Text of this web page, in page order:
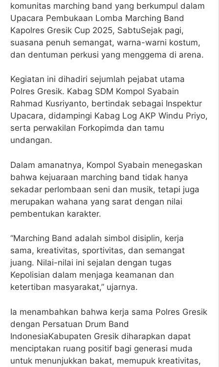
komunitas marching band yang berkumpul dalam
Upacara Pembukaan Lomba Marching Band
Kapolres Gresik Cup 2025, SabtuSejak pagi,
suasana penuh semangat, warna-warni kostum,
dan dentuman perkusi yang menggema di arena.
Kegiatan ini dihadiri sejumlah pejabat utama
Polres Gresik. Kabag SDM Kompol Syabain
Rahmad Kusriyanto, bertindak sebagai Inspektur
Upacara, didampingi Kabag Log AKP Windu Priyo,
serta perwakilan Forkopimda dan tamu
undangan.
Dalam amanatnya, Kompol Syabain menegaskan
bahwa kejuaraan marching band tidak hanya
sekadar perlombaan seni dan musik, tetapi juga
merupakan wahana yang sarat dengan nilai
pembentukan karakter.
“Marching Band adalah simbol disiplin, kerja
sama, kreativitas, sportivitas, dan semangat
juang. Nilai-nilai ini sejalan dengan tugas
Kepolisian dalam menjaga keamanan dan
ketertiban masyarakat,” ujarnya.
Ia menambahkan bahwa kerja sama Polres Gresik
dengan Persatuan Drum Band
IndonesiaKabupaten Gresik diharapkan dapat
menciptakan ruang positif bagi generasi muda
untuk menunjukkan bakat, memupuk kreativitas,